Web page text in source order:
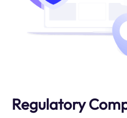
Regulatory